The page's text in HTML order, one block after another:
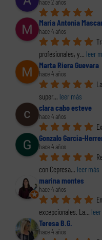
hace 2 años
Maria Antonia
hace 4 años
profesionales, y... leer
Marta Riera Guevara
hace 4 años
super... leer más
clara cabo esteve
hace 4 años
Gonzalo Garcia-
hace 4 años
con Cepresa... leer más
marina montes
hace 4 años
excepcionales. La...
Teresa B.G.
hace 4 años